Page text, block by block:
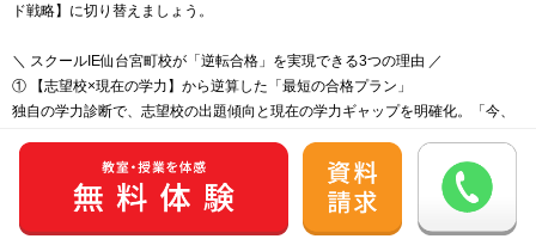
ド戦略】に切り替えましょう。
＼ スクールIE仙台宮町校が「逆転合格」を実現できる3つの理由 ／
① 【志望校×現在の学力】から逆算した「最短の合格プラン」
独自の学力診断で、志望校の出題傾向と現在の学力ギャップを明確化。「今、
② 【無駄をゼロにする】あなただけの専用スケジュール
志望校に必要な対策だけに絞り込み、宿題も日割りで管理。自宅学習での迷い
もゼロにし、合格までの最短ルートを設計します。